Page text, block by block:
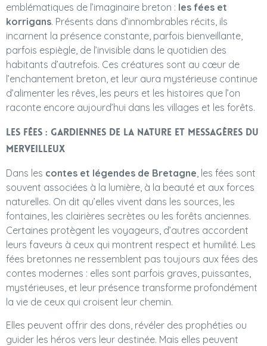
emblématiques de l’imaginaire breton : les fées et
korrigans. Présents dans d’innombrables récits, ils
incarnent la présence constante, parfois bienveillante,
parfois espiègle, de l’invisible dans le quotidien des
habitants d’autrefois. Ces créatures sont au cœur de
l’enchantement breton, et leur aura mystérieuse continue
d’alimenter les rêves, les peurs et les histoires que l’on
raconte encore aujourd’hui dans les villages et les forêts.
Les fées : gardiennes de la nature et messagères du
merveilleux
Dans les contes et légendes de Bretagne, les fées sont
souvent associées à la lumière, à la beauté et aux forces
naturelles. On dit qu’elles vivent dans les sources, les
fontaines, les clairières secrètes ou les forêts anciennes.
Certaines protègent les voyageurs, d’autres accordent
leurs faveurs à ceux qui montrent respect et humilité. Les
fées bretonnes ne ressemblent pas toujours aux fées des
contes modernes : elles sont parfois graves, puissantes,
mystérieuses, et leur présence transforme profondément
la vie de ceux qui croisent leur chemin.
Elles peuvent offrir des dons, révéler des prophéties ou
guider les héros vers leur destinée. Mais elles peuvent